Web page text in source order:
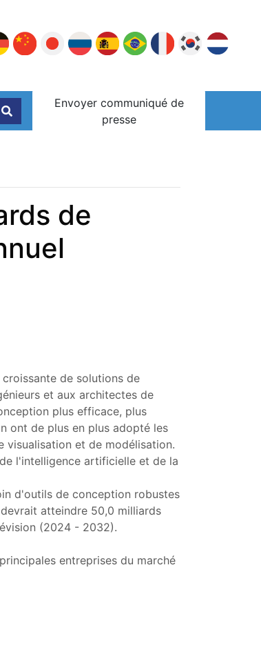
Envoyer communiqué de
presse
de
de solutions de
et aux architectes de
plus efficace, plus
ont de plus en plus adopté les
visualisation et de modélisation.
l'intelligence artificielle et de la
d'outils de conception robustes
atteindre 50,0 milliards
(2024 - 2032).
entreprises du marché